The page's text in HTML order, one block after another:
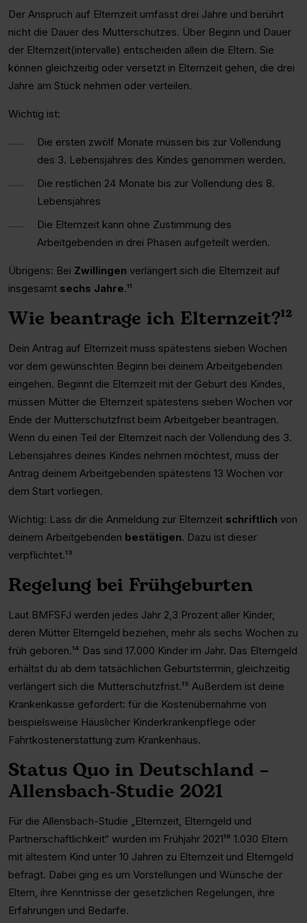
Der Anspruch auf Elternzeit umfasst drei Jahre und berührt
nicht die Dauer des Mutterschutzes. Über Beginn und Dauer
der Elternzeit(intervalle) entscheiden allein die Eltern. Sie
können gleichzeitig oder versetzt in Elternzeit gehen, die drei
Jahre am Stück nehmen oder verteilen.
Wichtig ist:
Die ersten zwölf Monate müssen bis zur Vollendung
des 3. Lebensjahres des Kindes genommen werden.
Die restlichen 24 Monate bis zur Vollendung des 8.
Lebensjahres
Die Elternzeit kann ohne Zustimmung des
Arbeitgebenden in drei Phasen aufgeteilt werden.
Übrigens: Bei Zwillingen verlängert sich die Elternzeit auf
insgesamt sechs Jahre.¹¹
Wie beantrage ich Elternzeit?¹²
Dein Antrag auf Elternzeit muss spätestens sieben Wochen
vor dem gewünschten Beginn bei deinem Arbeitgebenden
eingehen. Beginnt die Elternzeit mit der Geburt des Kindes,
müssen Mütter die Elternzeit spätestens sieben Wochen vor
Ende der Mutterschutzfrist beim Arbeitgeber beantragen.
Wenn du einen Teil der Elternzeit nach der Vollendung des 3.
Lebensjahres deines Kindes nehmen möchtest, muss der
Antrag deinem Arbeitgebenden spätestens 13 Wochen vor
dem Start vorliegen.
Wichtig: Lass dir die Anmeldung zur Elternzeit schriftlich von
deinem Arbeitgebenden bestätigen. Dazu ist dieser
verpflichtet.¹³
Regelung bei Frühgeburten
Laut BMFSFJ werden jedes Jahr 2,3 Prozent aller Kinder,
deren Mütter Elterngeld beziehen, mehr als sechs Wochen zu
früh geboren.¹⁴ Das sind 17.000 Kinder im Jahr. Das Elterngeld
erhältst du ab dem tatsächlichen Geburtstermin, gleichzeitig
verlängert sich die Mutterschutzfrist.¹⁵ Außerdem ist deine
Krankenkasse gefordert: für die Kostenübernahme von
beispielsweise Häuslicher Kinderkrankenpflege oder
Fahrtkostenerstattung zum Krankenhaus.
Status Quo in Deutschland –
Allensbach-Studie 2021
Für die Allensbach-Studie „Elternzeit, Elterngeld und
Partnerschaftlichkeit“ wurden im Frühjahr 2021¹⁶ 1.030 Eltern
mit ältestem Kind unter 10 Jahren zu Elternzeit und Elterngeld
befragt. Dabei ging es um Vorstellungen und Wünsche der
Eltern, ihre Kenntnisse der gesetzlichen Regelungen, ihre
Erfahrungen und Bedarfe.